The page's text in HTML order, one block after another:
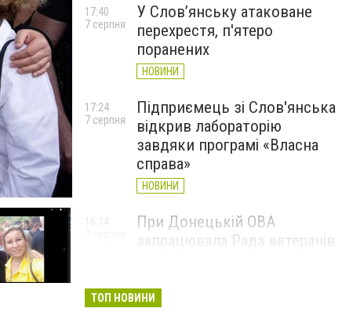
У Слов’янську атаковане
перехрестя, п'ятеро
поранених
НОВИНИ
17:40
7 серпня
Підприємець зі Слов'янська
відкрив лабораторію
завдяки програмі «Власна
справа»
НОВИНИ
17:24
7 серпня
При Донецькій ОВА
запрацювала Рада ветеранів
ТОП НОВИНИ